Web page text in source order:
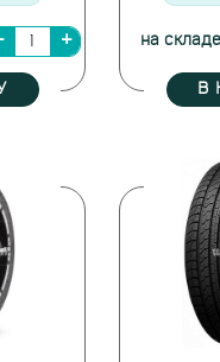
на
В